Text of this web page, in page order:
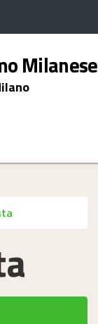
Milanese